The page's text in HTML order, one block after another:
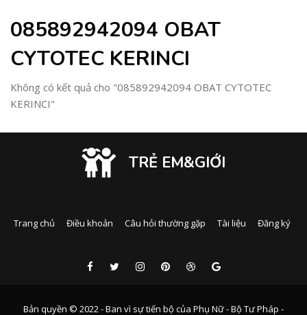
085892942094 OBAT
CYTOTEC KERINCI
Không có kết quả cho "085892942094 OBAT CYTOTEC
KERINCI"
TRẺ EM&GIỚI
Trang chủ Điều khoản Câu hỏi thường gặp Tài liệu Đăng ký
Bản quyền © 2022 - Ban vì sự tiến bộ của Phụ Nữ - Bộ Tư Pháp -